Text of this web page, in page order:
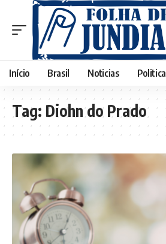
Início Brasil Noticias Politica
Tag: Diohn do Prado